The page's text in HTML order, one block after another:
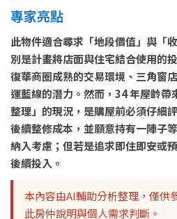
專家亮點
此物件適合尋求「地段價值」與「
別是計畫將店面與住宅結合使用的
復華商圈成熟的交易環境、三角窗
運藍線的潛力。然而，34 年屋齡帶
整理」的現況，是購屋前必須仔細
後續整修成本，並願意持有一陣子
納入考慮；但若是追求即住即安或
後續投入。
本內容由AI輔助分析整理，僅供
此房仲說明與個人需求判斷。